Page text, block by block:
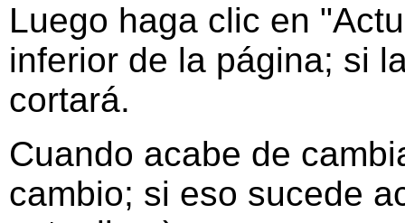
Luego haga clic en
inferior de la página; si
cortará.
Cuando acabe de
cambio; si eso sucede